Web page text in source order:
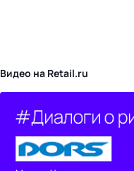
Видео на Retail.ru